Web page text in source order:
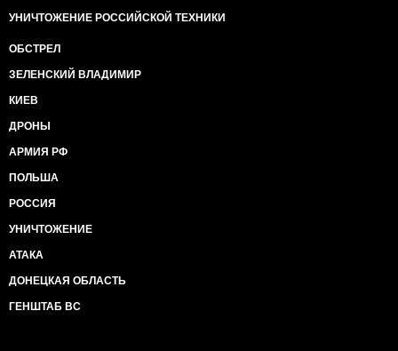
УНИЧТОЖЕНИЕ РОССИЙСКОЙ ТЕХНИКИ
ОБСТРЕЛ
ЗЕЛЕНСКИЙ ВЛАДИМИР
КИЕВ
ДРОНЫ
АРМИЯ РФ
ПОЛЬША
РОССИЯ
УНИЧТОЖЕНИЕ
АТАКА
ДОНЕЦКАЯ ОБЛАСТЬ
ГЕНШТАБ ВС